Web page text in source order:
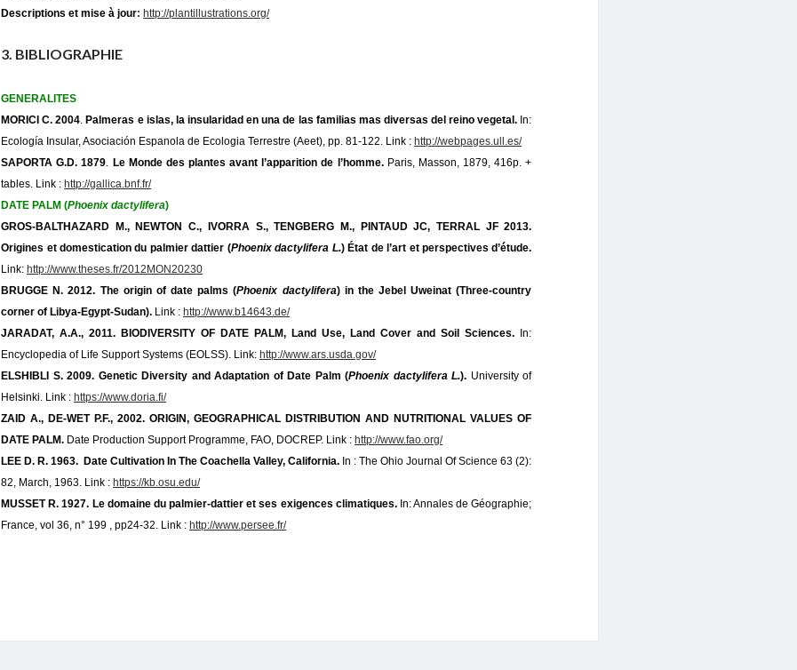
Descriptions et mise à jour: http://plantillustrations.org/
3. BIBLIOGRAPHIE
GENERALITES
MORICI C.2004. Palmeras e islas, la insularidad en una de las familias mas diversas del reino vegetal. In:
Ecología Insular, Asociación Espanola de Ecologia Terrestre (Aeet), pp. 81-122. Link : http://webpages.ull.es/
SAPORTA G.D. 1879. Le Monde des plantes avant l’apparition de l’homme.Paris, Masson, 1879, 416p. +
tables. Link : http://gallica.bnf.fr/
DATE PALM (Phoenix dactylifera)
GROS-BALTHAZARD M., NEWTON C., IVORRA S., TENGBERG M., PINTAUD JC, TERRAL JF 2013.
Origines et domestication du palmier dattier (Phoenix dactylifera L.) État de l’art et perspectives d’étude.
Link: http://www.theses.fr/2012MON20230
BRUGGE N. 2012. The origin of date palms (Phoenix dactylifera) in the Jebel Uweinat (Three-country
corner of Libya-Egypt-Sudan). Link : http://www.b14643.de/
JARADAT, A.A., 2011. BIODIVERSITY OF DATE PALM, Land Use, Land Cover and Soil Sciences. In:
Encyclopedia of Life Support Systems (EOLSS). Link: http://www.ars.usda.gov/
ELSHIBLI S. 2009. Genetic Diversity and Adaptation of Date Palm (Phoenix dactylifera L.). University of
Helsinki. Link : https://www.doria.fi/
ZAID A., DE-WET P.F., 2002. ORIGIN, GEOGRAPHICAL DISTRIBUTION AND NUTRITIONAL VALUES OF
DATE PALM. Date Production Support Programme, FAO, DOCREP. Link : http://www.fao.org/
LEE D. R. 1963. Date Cultivation In The Coachella Valley, California. In : The Ohio Journal Of Science 63 (2):
82, March, 1963. Link : https://kb.osu.edu/
MUSSET R. 1927. Le domaine du palmier-dattier et ses exigences climatiques. In: Annales de Géographie;
France, vol 36, n° 199 , pp24-32. Link : http://www.persee.fr/